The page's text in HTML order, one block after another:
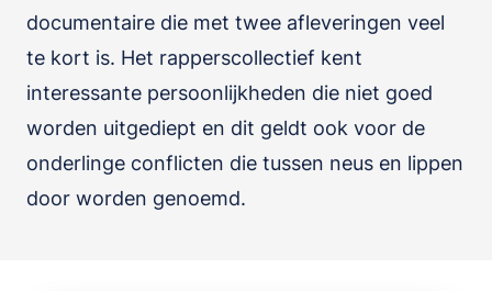
documentaire die met twee afleveringen veel
te kort is. Het rapperscollectief kent
interessante persoonlijkheden die niet goed
worden uitgediept en dit geldt ook voor de
onderlinge conflicten die tussen neus en lippen
door worden genoemd.